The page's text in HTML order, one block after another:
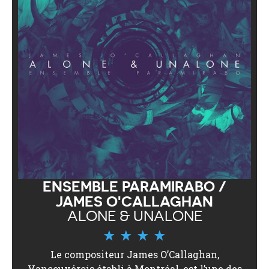
ENSEMBLE PARAMIRABO /
JAMES O'CALLAGHAN
ALONE & UNALONE
Le compositeur James O’Callaghan,